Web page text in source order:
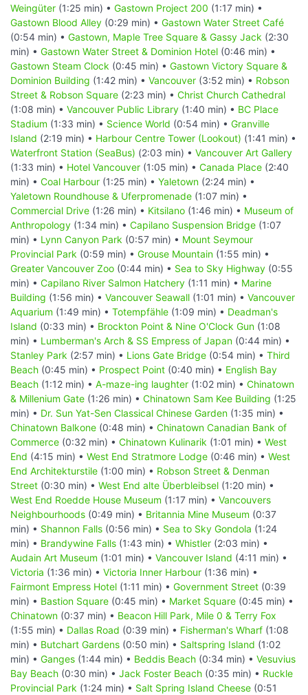
Weingüter (1:25 min) • Gastown Project 200 (1:17 min) •
Gastown Blood Alley (0:29 min) • Gastown Water Street Café
(0:54 min) • Gastown, Maple Tree Square & Gassy Jack (2:30
min) • Gastown Water Street & Dominion Hotel (0:46 min) •
Gastown Steam Clock (0:45 min) • Gastown Victory Square &
Dominion Building (1:42 min) • Vancouver (3:52 min) • Robson
Street & Robson Square (2:23 min) • Christ Church Cathedral
(1:08 min) • Vancouver Public Library (1:40 min) • BC Place
Stadium (1:33 min) • Science World (0:54 min) • Granville
Island (2:19 min) • Harbour Centre Tower (Lookout) (1:41 min) •
Waterfront Station (SeaBus) (2:03 min) • Vancouver Art Gallery
(1:33 min) • Hotel Vancouver (1:05 min) • Canada Place (2:40
min) • Coal Harbour (1:25 min) • Yaletown (2:24 min) •
Yaletown Roundhouse & Uferpromenade (1:07 min) •
Commercial Drive (1:26 min) • Kitsilano (1:46 min) • Museum of
Anthropology (1:34 min) • Capilano Suspension Bridge (1:07
min) • Lynn Canyon Park (0:57 min) • Mount Seymour
Provincial Park (0:59 min) • Grouse Mountain (1:55 min) •
Greater Vancouver Zoo (0:44 min) • Sea to Sky Highway (0:55
min) • Capilano River Salmon Hatchery (1:11 min) • Marine
Building (1:56 min) • Vancouver Seawall (1:01 min) • Vancouver
Aquarium (1:49 min) • Totempfähle (1:09 min) • Deadman's
Island (0:33 min) • Brockton Point & Nine O'Clock Gun (1:08
min) • Lumberman's Arch & SS Empress of Japan (0:44 min) •
Stanley Park (2:57 min) • Lions Gate Bridge (0:54 min) • Third
Beach (0:45 min) • Prospect Point (0:40 min) • English Bay
Beach (1:12 min) • A-maze-ing laughter (1:02 min) • Chinatown
& Millenium Gate (1:26 min) • Chinatown Sam Kee Building (1:25
min) • Dr. Sun Yat-Sen Classical Chinese Garden (1:35 min) •
Chinatown Balkone (0:48 min) • Chinatown Canadian Bank of
Commerce (0:32 min) • Chinatown Kulinarik (1:01 min) • West
End (4:15 min) • West End Stratmore Lodge (0:46 min) • West
End Architekturstile (1:00 min) • Robson Street & Denman
Street (0:30 min) • West End alte Überbleibsel (1:20 min) •
West End Roedde House Museum (1:17 min) • Vancouvers
Neighbourhoods (0:49 min) • Britannia Mine Museum (0:37
min) • Shannon Falls (0:56 min) • Sea to Sky Gondola (1:24
min) • Brandywine Falls (1:43 min) • Whistler (2:03 min) •
Audain Art Museum (1:01 min) • Vancouver Island (4:11 min) •
Victoria (1:36 min) • Victoria Inner Harbour (1:36 min) •
Fairmont Empress Hotel (1:11 min) • Government Street (0:39
min) • Bastion Square (0:45 min) • Market Square (0:45 min) •
Chinatown (0:37 min) • Beacon Hill Park, Mile 0 & Terry Fox
(1:55 min) • Dallas Road (0:39 min) • Fisherman's Wharf (1:08
min) • Butchart Gardens (0:50 min) • Saltspring Island (1:02
min) • Ganges (1:44 min) • Beddis Beach (0:34 min) • Vesuvius
Bay Beach (0:30 min) • Jack Foster Beach (0:35 min) • Ruckle
Provincial Park (1:24 min) • Salt Spring Island Cheese (0:51